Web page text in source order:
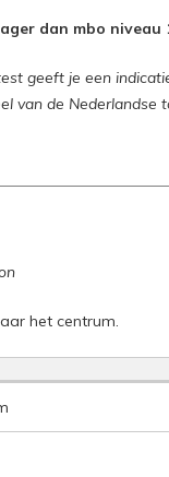
dan mbo niveau
geeft je een
van de Nederlandse
het centrum.